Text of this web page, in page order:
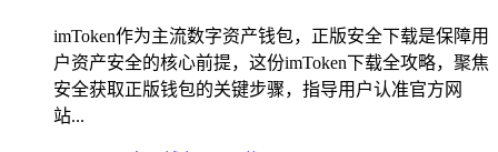
imToken作为主流数字资产钱包，正版安全下载是保障用
户资产安全的核心前提，这份imToken下载全攻略，聚焦
安全获取正版钱包的关键步骤，指导用户认准官方网
站...